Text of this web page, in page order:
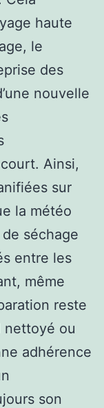
haute
le
des
nouvelle
Ainsi,
sur
la météo
séchage
entre les
même
reste
nettoyé ou
adhérence
son